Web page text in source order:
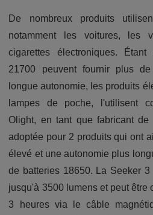
De nombreux produits
notamment les voitures, les
cigarettes électroniques.
21700 peuvent fournir plus
longue autonomie, les produits
lampes de poche, l'utilisent
Olight, en tant que fabricant de
adoptée pour 2 produits qui ont
élevé et une autonomie plus
de batteries 18650. La Seeker
jusqu'à 3500 lumens et peut être
3 heures via le câble